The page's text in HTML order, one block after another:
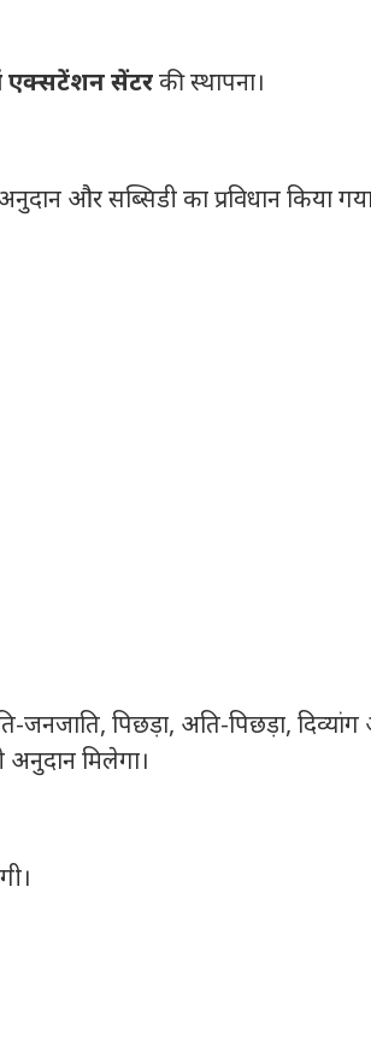
एक्सटेंशन सेंटरकी स्थापना।
और सब्सिडी का प्रविधान किया
जनजाति, पिछड़ा, अति-पिछड़ा,
अनुदान मिलेगा।